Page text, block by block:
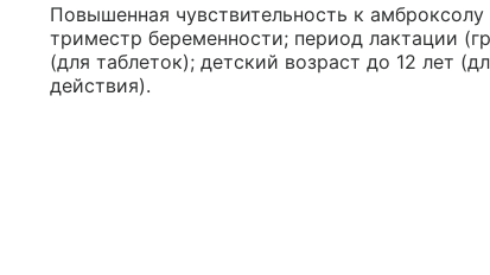
Повышенная чувствительность к
триместр беременности; период лактации
(для таблеток); детский возраст до 12 лет
действия).